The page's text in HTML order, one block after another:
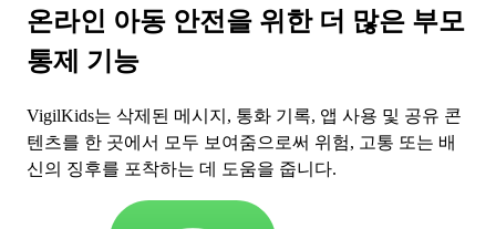
온라인 아동 안전을 위한 더 많은 부모
통제 기능
VigilKids는 삭제된 메시지, 통화 기록, 앱 사용 및 공유 콘
텐츠를 한 곳에서 모두 보여줌으로써 위험, 고통 또는 배
신의 징후를 포착하는 데 도움을 줍니다.